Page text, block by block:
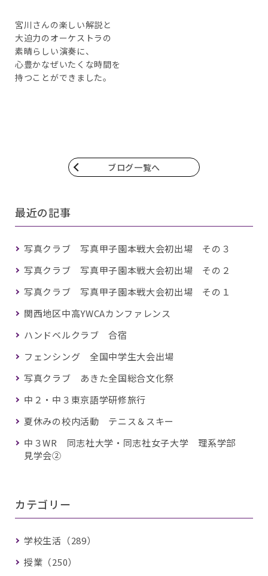
宮川さんの楽しい解説と
大迫力のオーケストラの
素晴らしい演奏に、
心豊かなぜいたくな時間を
持つことができました。
ブログ一覧へ
最近の記事
写真クラブ 写真甲子園本戦大会初出場 その３
写真クラブ 写真甲子園本戦大会初出場 その２
写真クラブ 写真甲子園本戦大会初出場 その１
関西地区中高YWCAカンファレンス
ハンドベルクラブ 合宿
フェンシング 全国中学生大会出場
写真クラブ あきた全国総合文化祭
中２・中３東京語学研修旅行
夏休みの校内活動 テニス＆スキー
中３WR 同志社大学・同志社女子大学 理系学部
見学会②
カテゴリー
学校生活（289）
授業（250）